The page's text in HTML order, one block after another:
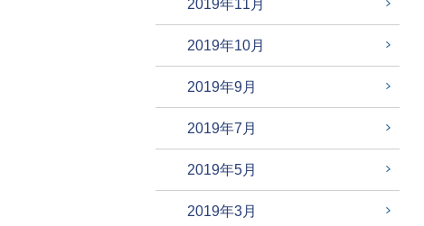
2019年11月
2019年10月
2019年9月
2019年7月
2019年5月
2019年3月